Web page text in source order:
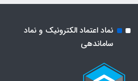
نماد اعتماد الکترونیک و نماد
ساماندهی